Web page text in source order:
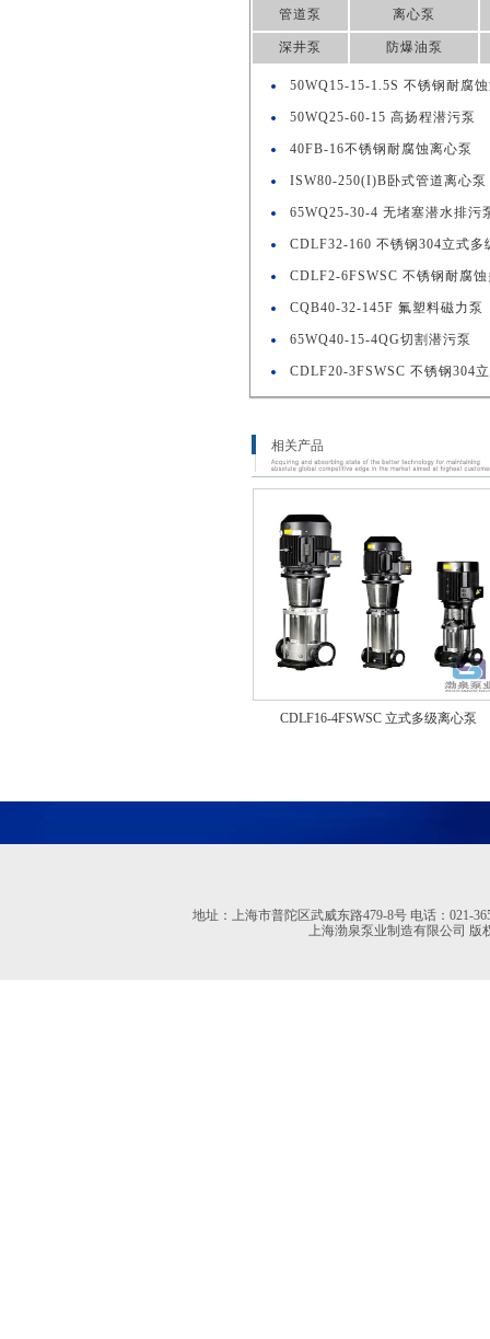
管道泵 离心泵
深井泵 防爆油泵
50WQ15-15-1.5S 不锈钢耐腐
50WQ25-60-15 高扬程潜污泵
40FB-16不锈钢耐腐蚀离心泵
ISW80-250(I)B卧式管道离心泵
65WQ25-30-4 无堵塞潜水排污
CDLF32-160 不锈钢304立式多
CDLF2-6FSWSC 不锈钢耐腐
CQB40-32-145F 氟塑料磁力泵
65WQ40-15-4QG切割潜污泵
CDLF20-3FSWSC 不锈钢304
相关产品
CDLF16-4FSWSC 立式多级离心泵
地址：上海市普陀区武威东路479-8号 电话：021-
上海渤泉泵业制造有限公司 版